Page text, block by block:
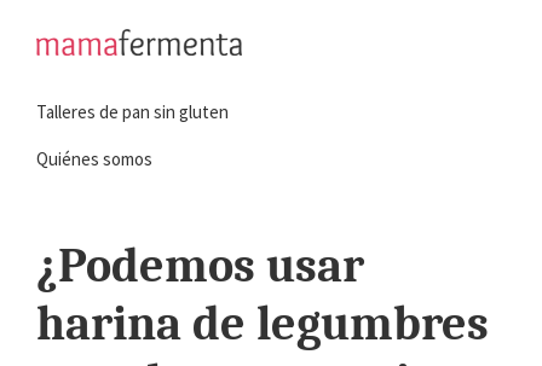
navegación
principal
principal
a
hacer
gluten
Talleres de pan sin gluten
Quiénes somos
¿Podemos usar
harina de legumbres